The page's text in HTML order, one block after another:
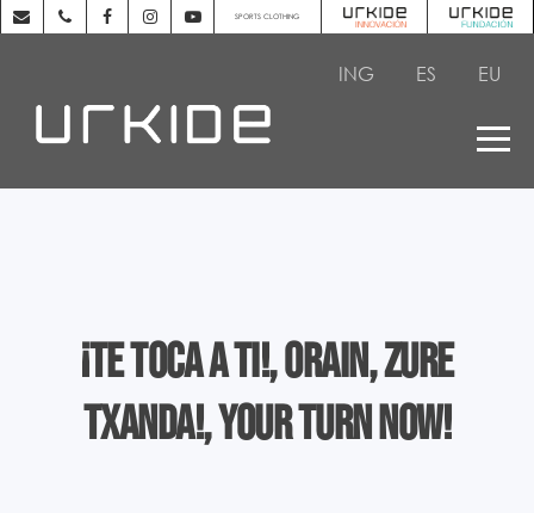
SPORTS CLOTHING
ING ES EU
¡Te toca a ti!, Orain, zure
txanda!, Your turn now!